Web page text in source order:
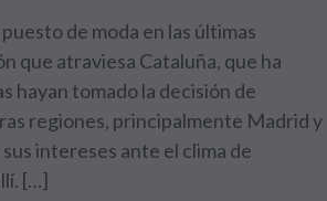
de moda en las últimas
que atraviesa Cataluña, que ha
hayan tomado la decisión de
regiones, principalmente Madrid y
intereses ante el clima de
[…]